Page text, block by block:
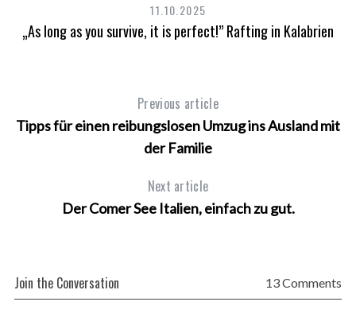
11.10.2025
„As long as you survive, it is perfect!” Rafting in Kalabrien
Previous article
Tipps für einen reibungslosen Umzug ins Ausland mit
der Familie
Next article
Der Comer See Italien, einfach zu gut.
Join the Conversation 13 Comments